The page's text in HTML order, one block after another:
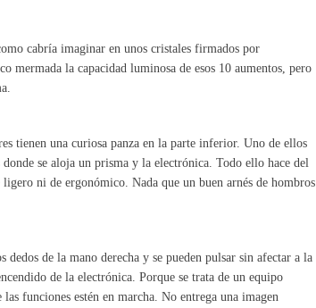
cabría imaginar en unos cristales firmados por
mermada la capacidad luminosa de esos 10 aumentos, pero
tienen una curiosa panza en la parte inferior. Uno de ellos
se aloja un prisma y la electrónica. Todo ello hace del
ni de ergonómico. Nada que un buen arnés de hombros
de la mano derecha y se pueden pulsar sin afectar a la
de la electrónica. Porque se trata de un equipo
funciones estén en marcha. No entrega una imagen